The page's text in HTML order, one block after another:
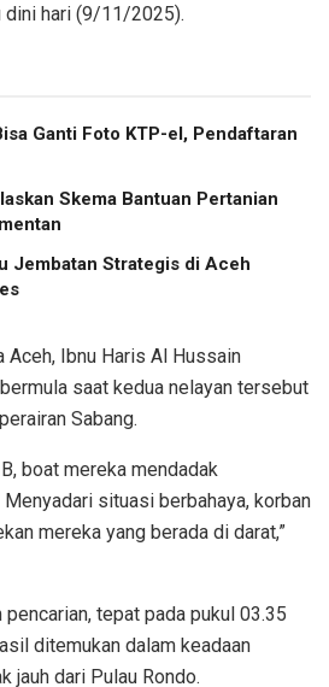
dini hari (9/11/2025).
Ganti Foto KTP-el, Pendaftaran
Skema Bantuan Pertanian
Jembatan Strategis di Aceh
Aceh, Ibnu Haris Al Hussain
saat kedua nelayan tersebut
Sabang.
boat mereka mendadak
situasi berbahaya, korban
mereka yang berada di darat,”
tepat pada pukul 03.35
ditemukan dalam keadaan
jauh dari Pulau Rondo.